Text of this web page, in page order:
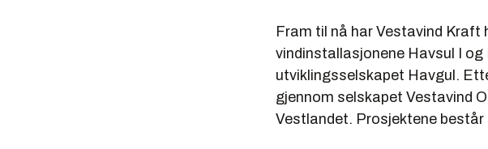
Fram til nå har Vestavind
vindinstallasjonene Havsul I
utviklingsselskapet Havgul.
gjennom selskapet Vestavind
Vestlandet. Prosjektene består